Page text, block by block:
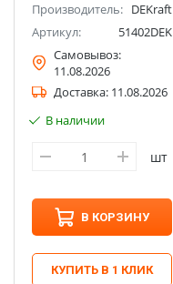
Производитель: DEKraft
Артикул:
51402DEK
Самовывоз:
11.08.2026
Доставка: 11.08.2026
В наличии
шт
В КОРЗИНУ
КУПИТЬ В 1 КЛИК